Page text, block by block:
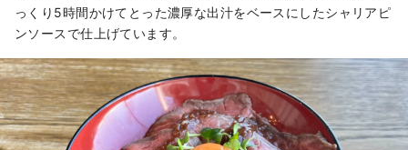
っくり5時間かけてとった濃厚な出汁をベースにしたシャリアピ
ンソースで仕上げています。